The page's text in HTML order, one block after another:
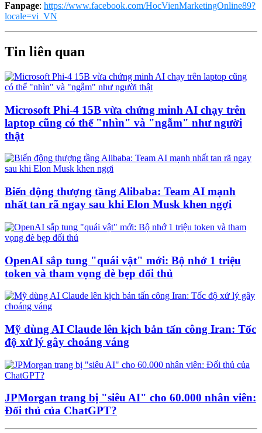
Fanpage: https://www.facebook.com/HocVienMarketingOnline89?
locale=vi_VN
Tin liên quan
Microsoft Phi-4 15B vừa chứng minh AI chạy trên
laptop cũng có thể "nhìn" và "ngẫm" như người
thật
Biến động thượng tầng Alibaba: Team AI mạnh
nhất tan rã ngay sau khi Elon Musk khen ngợi
OpenAI sắp tung "quái vật" mới: Bộ nhớ 1 triệu
token và tham vọng đè bẹp đối thủ
Mỹ dùng AI Claude lên kịch bản tấn công Iran: Tốc
độ xử lý gây choáng váng
JPMorgan trang bị "siêu AI" cho 60.000 nhân viên:
Đối thủ của ChatGPT?